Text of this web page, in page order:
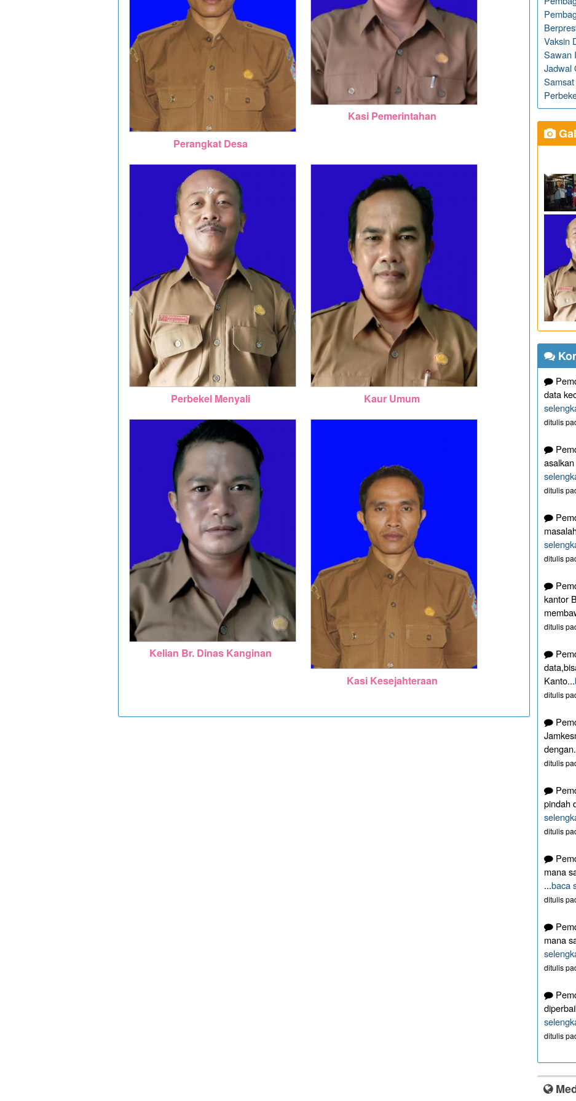
Perangkat Desa
Kasi Pemerintahan
Perbekel Menyali Kaur Umum
Kelian Br. Dinas Kanginan
Kasi Kesejahteraan
Vaksin
Sawan
Jadwal
data
ditulis
ditulis
ditulis
kantor
ditulis
Kanto...
ditulis
ditulis
pindah
ditulis
mana
...baca
ditulis
mana
ditulis
ditulis